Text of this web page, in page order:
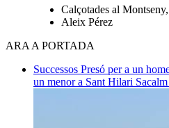
Calçotades al
Aleix Pérez
ARA A PORTADA
Successos Presó per a un
un menor a Sant Hilari Sacalm